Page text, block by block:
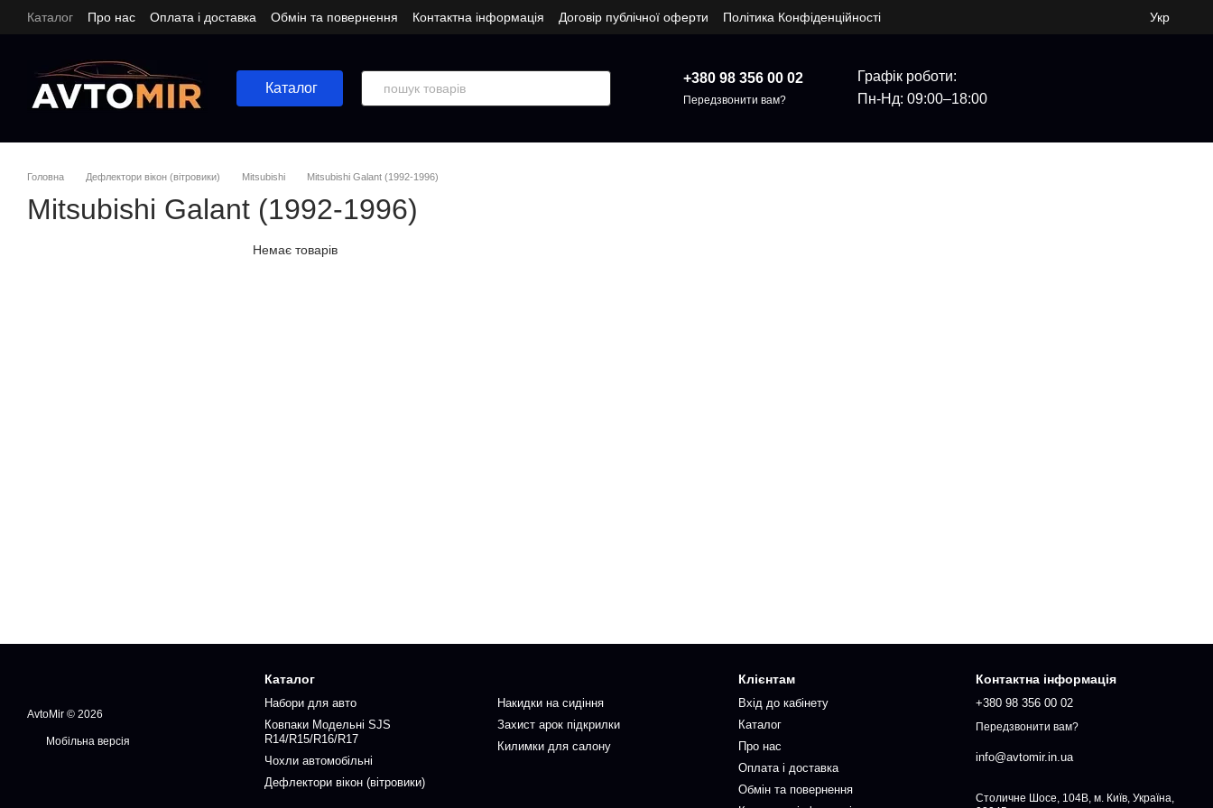
Перейти до основного контенту
Каталог Про нас Оплата і доставка Обмін та повернення Контактна інформація Договір публічної оферти Політика Конфіденційності Укр
Каталог
+380 98 356 00 02
Передзвонити вам?
Графік роботи:
Пн-Нд: 09:00–18:00
Головна Дефлектори вікон (вітровики) Mitsubishi Mitsubishi Galant (1992-1996)
Mitsubishi Galant (1992-1996)
Немає товарів
AvtoMir © 2026
Мобільна версія
Каталог
Набори для авто
Ковпаки Модельні SJS
R14/R15/R16/R17
Чохли автомобільні
Дефлектори вікон (вітровики)
Накидки на сидіння
Захист арок підкрилки
Килимки для салону
Клієнтам
Вхід до кабінету
Каталог
Про нас
Оплата і доставка
Обмін та повернення
Контактна інформація
+380 98 356 00 02
Передзвонити вам?
info@avtomir.in.ua
Столичне Шосе, 104В, м. Київ, Україна,